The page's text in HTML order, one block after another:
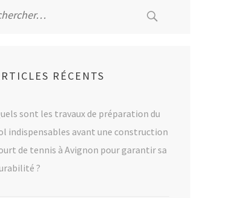
RÉCENTS
sont les travaux de préparation du
indispensables avant une construction
de tennis à Avignon pour garantir sa
?